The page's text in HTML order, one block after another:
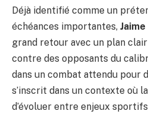
Déjà identifié comme un
échéances importantes,
grand retour avec un plan
contre des opposants du
dans un combat attendu pour
s’inscrit dans un contexte où
d’évoluer entre enjeux